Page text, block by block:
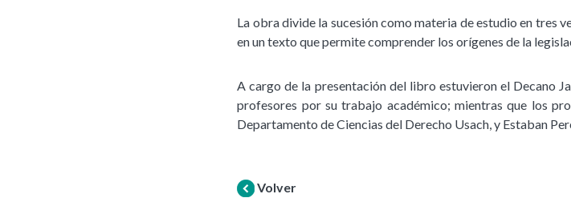
La obra divide la sucesión como materia de estudio en tres
en un texto que permite comprender los orígenes de la
A cargo de la presentación del libro estuvieron el Decano
profesores por su trabajo académico; mientras que los
Departamento de Ciencias del Derecho Usach, y Estaban
Volver